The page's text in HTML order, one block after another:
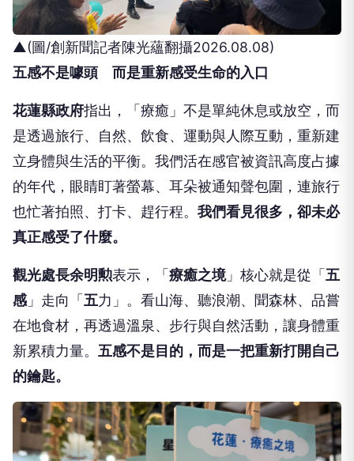
▲(圖/創新聞記者陳光蘊翻攝2026.08.08)
五感不是噱頭 而是重新感受生命的入口
花蓮縣政府指出，「療癒」不是單純休息或放空，而
是透過旅行、自然、飲食、運動與人際互動，重新建
立身體與生活的平衡。我們活在感官被資訊高度占據
的年代，眼睛盯著螢幕、耳朵被通知聲包圍，連旅行
也忙著拍照、打卡、趕行程。 我們看見很多，卻未必
真正感受了什麼。
觀光處長余明勲表示，「 療癒之境」核心就是從「 五
感 」走向「 五力」。看山海、聽浪潮、聞森林、品嘗
在地食材，再透過溫泉、步行與自然活動，讓身體重
新累積力量。 五感不是目的，而是一把重新打開自己
的鑰匙。